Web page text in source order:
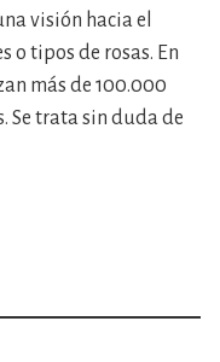
visión hacia el
o tipos de rosas. En
más de 100.000
Se trata sin duda de